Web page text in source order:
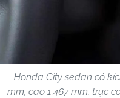
Honda City sedan có
mm, cao 1.467 mm, trục